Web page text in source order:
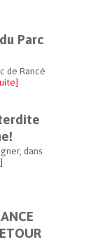
Parc
de Rancé
dans